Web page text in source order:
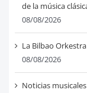
de la música
08/08/2026
La Bilbao
08/08/2026
Noticias